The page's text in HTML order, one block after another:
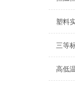
塑料
高低